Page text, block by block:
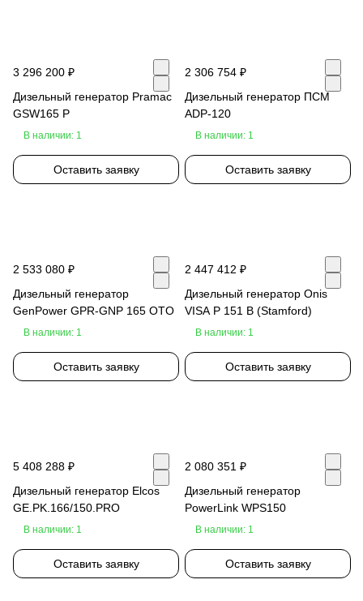
3 296 200 ₽
Дизельный генератор Pramac
GSW165 P
В наличии: 1
Оставить заявку
2 306 754 ₽
Дизельный генератор ПСМ
ADP-120
В наличии: 1
Оставить заявку
2 533 080 ₽
Дизельный генератор
GenPower GPR-GNP 165 OTO
В наличии: 1
Оставить заявку
2 447 412 ₽
Дизельный генератор Onis
VISA P 151 B (Stamford)
В наличии: 1
Оставить заявку
5 408 288 ₽
Дизельный генератор Elcos
GE.PK.166/150.PRO
В наличии: 1
Оставить заявку
2 080 351 ₽
Дизельный генератор
PowerLink WPS150
В наличии: 1
Оставить заявку